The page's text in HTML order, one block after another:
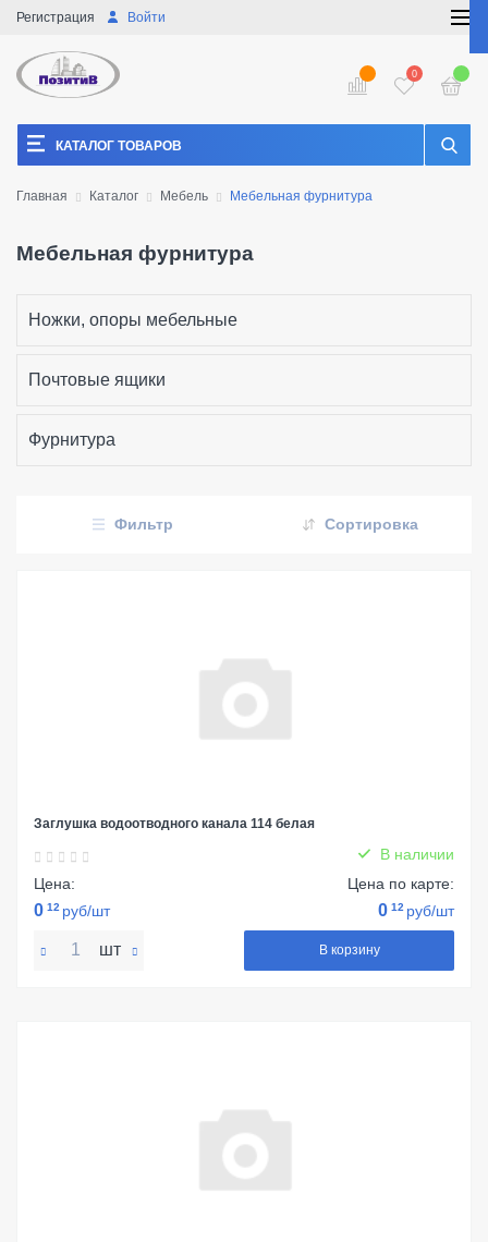
Войти
Регистрация
0
КАТАЛОГ ТОВАРОВ
Главная Каталог Мебель Мебельная фурнитура
Мебельная фурнитура
Ножки, опоры мебельные
Почтовые ящики
Фурнитура
Фильтр Сортировка
Заглушка водоотводного канала 114 белая
В наличии
Цена:
0 12 руб/шт
Цена по карте:
0 12 руб/шт
шт В корзину